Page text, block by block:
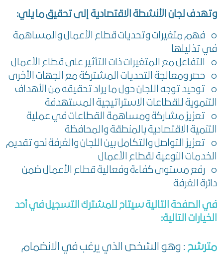
وتهدف لجان الأنشطة الاقتصادية إلى تحقيق ما يلي:
o فهم متغيرات وتحديات قطاع الأعمال والمساهمة
في تذليلها
o التفاعل مع المتغيرات ذات التأثير على قطاع الأعمال
o حصر ومعالجة التحديات المشتركة مع الجهات الأخرى
o توحيد توجه اللجان حول ما يراد تحقيقه من الأهداف
التنموية للقطاعات الاستراتيجية المستهدفة
o تعزيز مشاركة ومساهمة القطاعات في عملية
التنمية الاقتصادية بالمنطقة والمحافظة
o تعزيز التواصل والتكامل بين اللجان والغرفة نحو تقديم
الخدمات النوعية لقطاع الأعمال
o رفع مستوى كفاءة وفعالية قطاع الأعمال ضمن
دائرة الغرفة
في الصفحة التالية سيتاح للمشترك التسجيل في أحد
الخيارات التالية:
مترشح : وهو الشخص الذي يرغب في الانضمام